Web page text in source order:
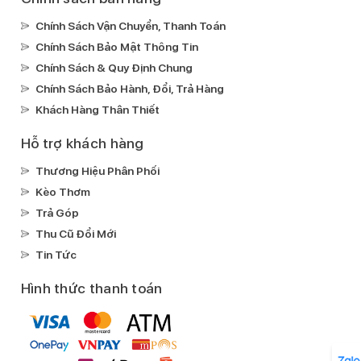
Ghi âm mặc định
Xem phim:
H.264(MPEG4-AVC)ProResHEVC
Nghe nhạc:
SIM:
1 Nano SIM & 1 eSIM
Wi-Fi MIMO Wi-Fi 802.11 a/b/g/n/ac/ax
(2.4 GHz/5 GHz)
GPS:
Chính Sách Vận Chuyển, Thanh Toán
Chính Sách Bảo Mật Thông Tin
Chính Sách & Quy Định Chung
Chính Sách Bảo Hành, Đổi, Trả Hàng
Khách Hàng Thân Thiết
Hỗ trợ khách hàng
Thương Hiệu Phân Phối
Kèo Thơm
Trả Góp
Thu Cũ Đổi Mới
Tin Tức
Hình thức thanh toán